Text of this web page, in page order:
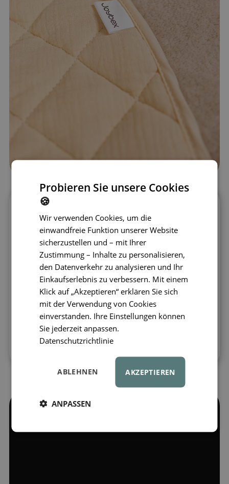
Baumwolleund ist daher besonders weich
und angenehm im Griff. Sie eignet sich
ideal
zum Spielen, Entspannen und zur
Förderung der motorischen Fähigkeiten
Ihres Babys. Die Matte bietet genügend
Platz für verschiedene Aktivitäten und
lässt sich leicht verstauen. Dieses Set ist
die perfekte Ergänzung zu unseren
Baby-Spielbögen, die Sie ebenfalls in
unserem Sortiment finden.
Probieren Sie unsere Cookies
🍪
Wir verwenden Cookies, um die
einwandfreie Funktion unserer Website
sicherzustellen und – mit Ihrer
Zustimmung – Inhalte zu personalisieren,
den Datenverkehr zu analysieren und Ihr
Einkaufserlebnis zu verbessern. Mit einem
Klick auf „Akzeptieren“ erklären Sie sich
mit der Verwendung von Cookies
einverstanden. Ihre Einstellungen können
Sie jederzeit anpassen.
Datenschutzrichtlinie
AKZEPTIEREN
ABLEHNEN
ANPASSEN